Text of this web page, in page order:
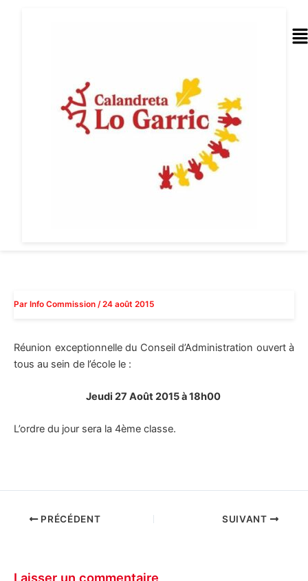
Par Info Commission /24 août 2015
Réunion exceptionnelle du Conseil d’Administration ouvert à
tous au sein de l’école le :
Jeudi 27 Août 2015 à 18h00
L’ordre du jour sera la 4ème classe.
PRÉCÉDENT SUIVANT
Laisser un commentaire